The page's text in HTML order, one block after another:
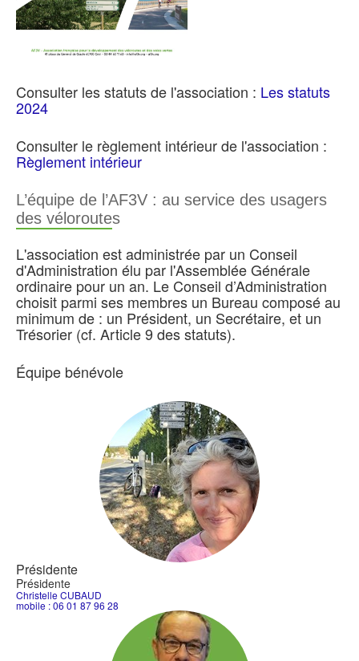
Consulter les statuts de l'association : Les statuts
2024
Consulter le règlement intérieur de l'association :
Règlement intérieur
L’équipe de l’AF3V : au service des usagers
des véloroutes
L'association est administrée par un Conseil
d'Administration élu par l'Assemblée Générale
ordinaire pour un an. Le Conseil d’Administration
choisit parmi ses membres un Bureau composé au
minimum de : un Président, un Secrétaire, et un
Trésorier (cf. Article 9 des statuts).
Équipe bénévole
Présidente
Présidente
Christelle CUBAUD
mobile : 06 01 87 96 28